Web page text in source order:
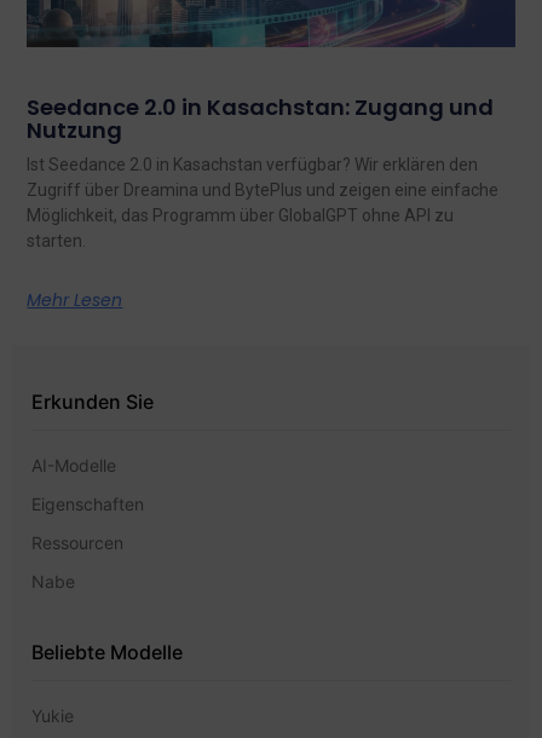
Seedance 2.0 in Kasachstan: Zugang und
Nutzung
Ist Seedance 2.0 in Kasachstan verfügbar? Wir erklären den
Zugriff über Dreamina und BytePlus und zeigen eine einfache
Möglichkeit, das Programm über GlobalGPT ohne API zu
starten.
Mehr Lesen
Erkunden Sie
AI-Modelle
Eigenschaften
Ressourcen
Nabe
Beliebte Modelle
Yukie